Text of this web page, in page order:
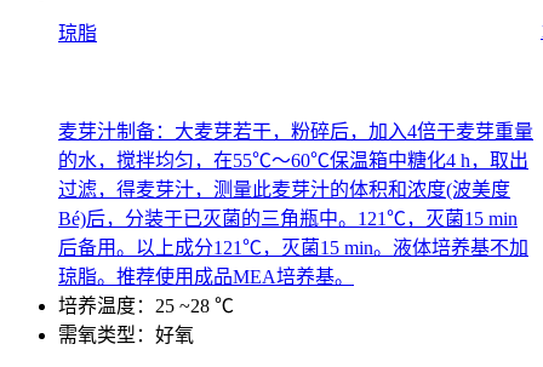
琼脂
麦芽汁制备：大麦芽若干，粉碎后，加入4倍于麦芽重量
的水，搅拌均匀，在55℃～60℃保温箱中糖化4 h，取出
过滤，得麦芽汁，测量此麦芽汁的体积和浓度(波美度
Bé)后，分装于已灭菌的三角瓶中。121℃，灭菌15 min
后备用。以上成分121℃，灭菌15 min。液体培养基不加
琼脂。推荐使用成品MEA培养基。
培养温度：25 ~28 ℃
需氧类型：好氧